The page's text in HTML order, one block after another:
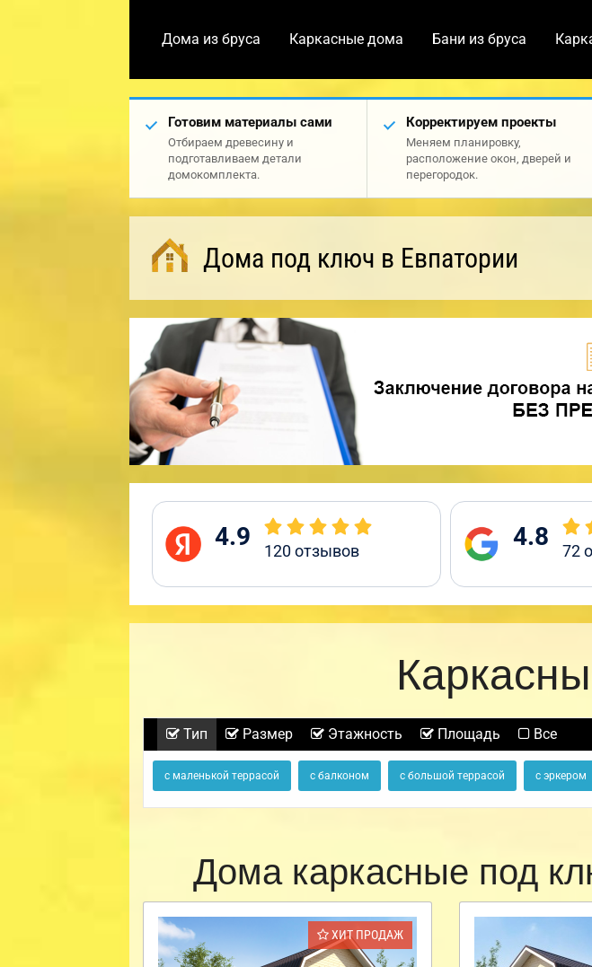
Дома из бруса Каркасные дома Бани из бруса
Готовим материалы сами
Отбираем древесину и
подготавливаем детали
домокомплекта.
Корректируем проекты
Меняем планировку,
расположение окон, дверей и
перегородок.
Дома под ключ в Евпатории
4.9 120отзывов 4.8 72
Тип Размер Этажность Площадь Все
с маленькой террасой с балконом с большой террасой с эркером
Дома каркасные под
ХИТ ПРОДАЖ